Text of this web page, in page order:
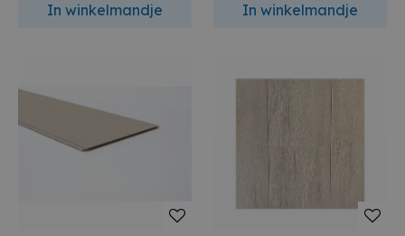
In winkelmandje In winkelmandje